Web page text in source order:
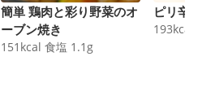
簡単 鶏肉と彩り野菜のオ
ーブン焼き
151 kcal 食塩 1.1 g
ピリ辛
193kcal